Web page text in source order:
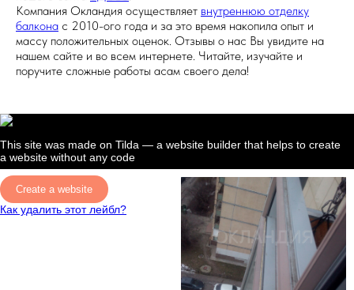
Компания Окландия осуществляет внутреннюю отделку
балкона с 2010-ого года и за это время накопила опыт и
массу положительных оценок. Отзывы о нас Вы увидите на
нашем сайте и во всем интернете. Читайте, изучайте и
поручите сложные работы асам своего дела!
This site was made on Tilda — a website builder that helps to create
a website without any code
Create a website
Как удалить этот лейбл?